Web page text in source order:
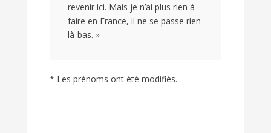
revenir ici. Mais je n’ai plus rien à
faire en France, il ne se passe rien
là-bas. »
* Les prénoms ont été modifiés.